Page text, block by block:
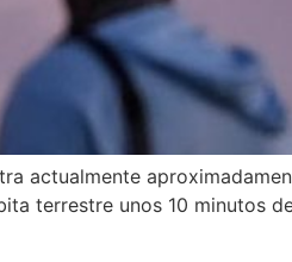
actualmente
terrestre unos 10 minutos